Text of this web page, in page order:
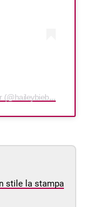
Un post condiviso da Hailey Rhode Bieber (@haileybieber)
stile la stampa